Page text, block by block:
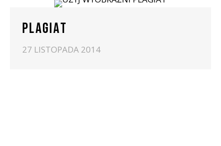
PLAGIAT
27 LISTOPADA 2014